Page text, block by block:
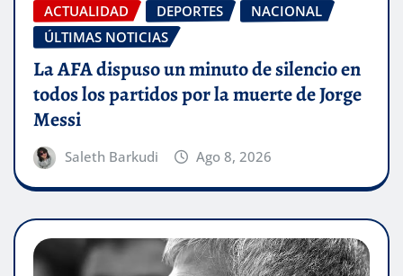
ACTUALIDAD DEPORTES
NACIONAL
ÚLTIMAS NOTICIAS
La AFA dispuso un minuto de silencio en
todos los partidos por la muerte de Jorge
Messi
Saleth Barkudi Ago 8, 2026